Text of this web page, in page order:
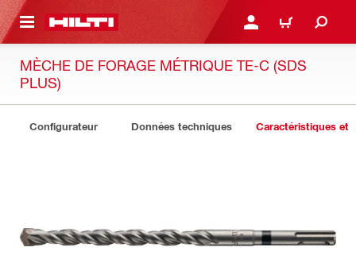
CONTENT CONNEXION OU
PANIER
MÈCHE DE FORAGE MÉTRIQUE TE-C (SDS
PLUS)
Configurateur Données techniques Caractéristiques et